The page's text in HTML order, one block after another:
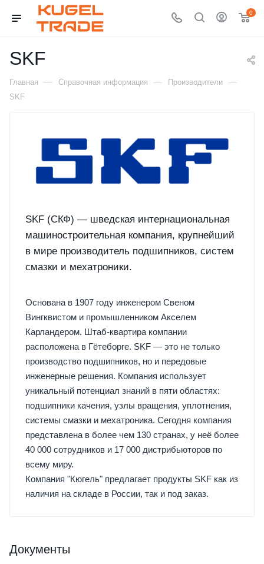
0
SKF
Главная — Справочная информация — Производители —
SKF
SKF (СКФ) — шведская интернациональная
машиностроительная компания, крупнейший
в мире производитель подшипников, систем
смазки и мехатроники.
Основана в 1907 году инженером Свеном
Вингквистом и промышленником Акселем
Карландером. Штаб-квартира компании
расположена в Гётеборге. SKF — это не только
производство подшипников, но и передовые
инженерные решения. Компания использует
уникальный потенциал знаний в пяти областях:
подшипники качения, узлы вращения, уплотнения,
системы смазки и мехатроника. Сегодня компания
представлена в более чем 130 странах, у неё более
40 000 сотрудников и 17 000 дистрибьюторов по
всему миру.
Компания "Кюгель" предлагает продукты SKF как из
наличия на складе в России, так и под заказ.
Документы